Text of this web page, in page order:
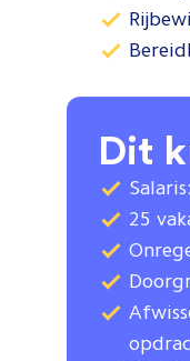
Dit
25